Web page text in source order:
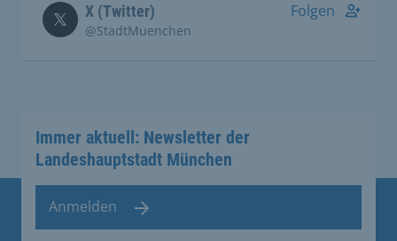
X (Twitter)
@StadtMuenchen
Folgen
Immer aktuell: Newsletter der
Landeshauptstadt München
Anmelden